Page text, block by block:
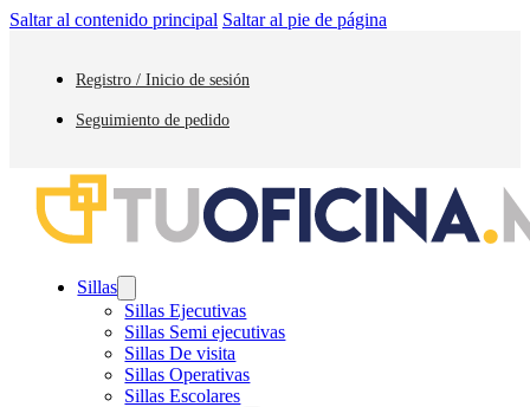
Saltar al contenido principal Saltar al pie de página
Registro / Inicio de sesión
Seguimiento de pedido
Sillas
Sillas Ejecutivas
Sillas Semi ejecutivas
Sillas De visita
Sillas Operativas
Sillas Escolares